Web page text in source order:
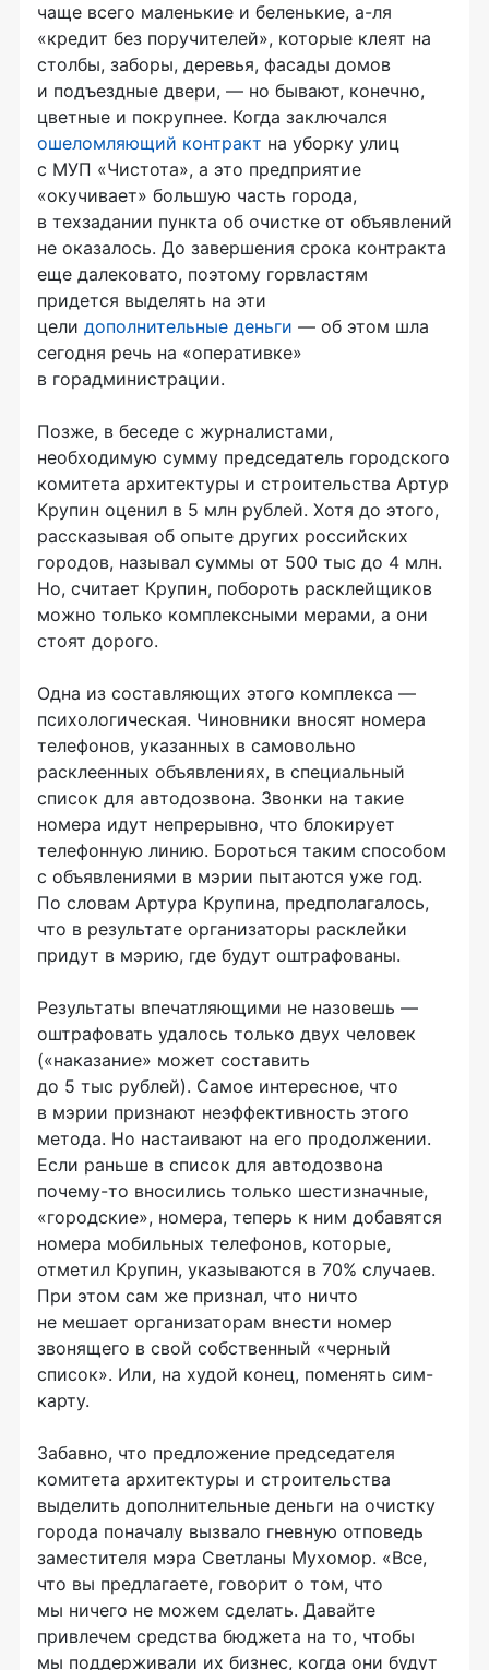
чаще всего маленькие и беленькие, а-ля
«кредит без поручителей», которые клеят на
столбы, заборы, деревья, фасады домов
и подъездные двери, — но бывают, конечно,
цветные и покрупнее. Когда заключался
ошеломляющий контракт на уборку улиц
с МУП «Чистота», а это предприятие
«окучивает» большую часть города,
в техзадании пункта об очистке от объявлений
не оказалось. До завершения срока контракта
еще далековато, поэтому горвластям
придется выделять на эти
цели дополнительные деньги — об этом шла
сегодня речь на «оперативке»
в горадминистрации.
Позже, в беседе с журналистами,
необходимую сумму председатель городского
комитета архитектуры и строительства Артур
Крупин оценил в 5 млн рублей. Хотя до этого,
рассказывая об опыте других российских
городов, называл суммы от 500 тыс до 4 млн.
Но, считает Крупин, побороть расклейщиков
можно только комплексными мерами, а они
стоят дорого.
Одна из составляющих этого комплекса —
психологическая. Чиновники вносят номера
телефонов, указанных в самовольно
расклеенных объявлениях, в специальный
список для автодозвона. Звонки на такие
номера идут непрерывно, что блокирует
телефонную линию. Бороться таким способом
с объявлениями в мэрии пытаются уже год.
По словам Артура Крупина, предполагалось,
что в результате организаторы расклейки
придут в мэрию, где будут оштрафованы.
Результаты впечатляющими не назовешь —
оштрафовать удалось только двух человек
(«наказание» может составить
до 5 тыс рублей). Самое интересное, что
в мэрии признают неэффективность этого
метода. Но настаивают на его продолжении.
Если раньше в список для автодозвона
почему-то вносились только шестизначные,
«городские», номера, теперь к ним добавятся
номера мобильных телефонов, которые,
отметил Крупин, указываются в 70% случаев.
При этом сам же признал, что ничто
не мешает организаторам внести номер
звонящего в свой собственный «черный
список». Или, на худой конец, поменять сим-
карту.
Забавно, что предложение председателя
комитета архитектуры и строительства
выделить дополнительные деньги на очистку
города поначалу вызвало гневную отповедь
заместителя мэра Светланы Мухомор. «Все,
что вы предлагаете, говорит о том, что
мы ничего не можем сделать. Давайте
привлечем средства бюджета на то, чтобы
мы поддерживали их бизнес, когда они будут